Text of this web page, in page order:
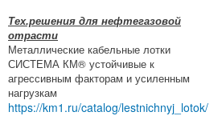
Тех.решения для нефтегазовой
отрасти
Металлические кабельные лотки
СИСТЕМА КМ® устойчивые к
агрессивным факторам и усиленным
нагрузкам
https://km1.ru/catalog/lestnichnyj_lotok/